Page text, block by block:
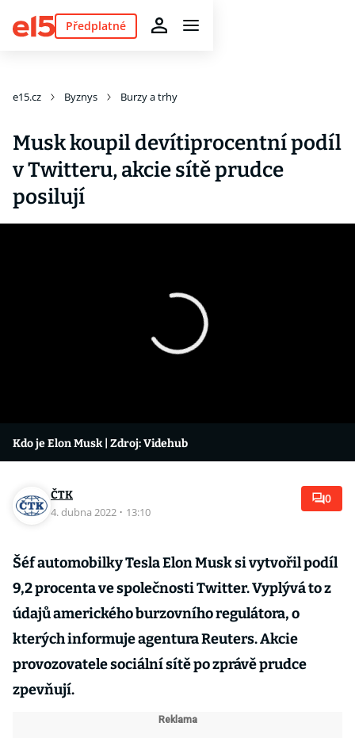
Předplatné
e15.cz Byznys Burzy a trhy
Musk koupil devítiprocentní podíl
v Twitteru, akcie sítě prudce
posilují
Kdo je Elon Musk | Zdroj: Videhub
ČTK
4. dubna 2022 · 13:10
0
Šéf automobilky Tesla Elon Musk si vytvořil podíl
9,2 procenta ve společnosti Twitter. Vyplývá to z
údajů amerického burzovního regulátora, o
kterých informuje agentura Reuters. Akcie
provozovatele sociální sítě po zprávě prudce
zpevňují.